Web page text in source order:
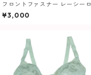
フロントファスナー レーシーロ
ングブラ 039
¥3,000